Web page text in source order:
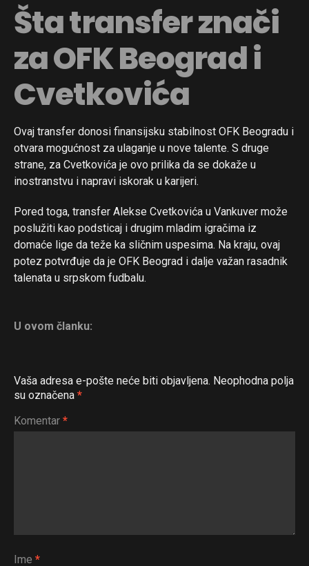
Šta transfer znači
za OFK Beograd i
Cvetkovića
Ovaj transfer donosi finansijsku stabilnost OFK Beogradu i
otvara mogućnost za ulaganje u nove talente. S druge
strane, za Cvetkovića je ovo prilika da se dokaže u
inostranstvu i napravi iskorak u karijeri.
Pored toga, transfer Alekse Cvetkovića u Vankuver može
poslužiti kao podsticaj i drugim mladim igračima iz
domaće lige da teže ka sličnim uspesima. Na kraju, ovaj
potez potvrđuje da je OFK Beograd i dalje važan rasadnik
talenata u srpskom fudbalu.
U ovom članku:
Vaša adresa e-pošte neće biti objavljena. Neophodna polja
su označena *
Komentar *
Ime *